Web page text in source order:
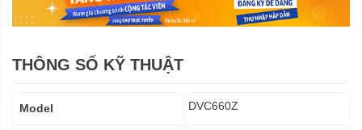
THÔNG SỐ KỸ THUẬT
Model DVC660Z